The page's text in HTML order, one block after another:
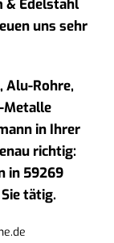
& Edelstahl
uns sehr
Alu-Rohre,
Metalle
in Ihrer
richtig:
in 59269
tätig.